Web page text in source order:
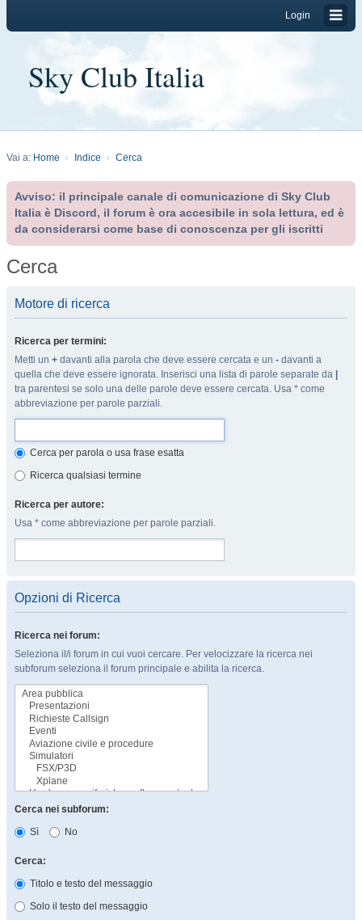
Login
Sky Club Italia
Vai a: Home Indice Cerca
Avviso: il principale canale di comunicazione di Sky Club
Italia è Discord, il forum è ora accesibile in sola lettura, ed è
da considerarsi come base di conoscenza per gli iscritti
Cerca
Motore di ricerca
Ricerca per termini:
Metti un + davanti alla parola che deve essere cercata e un - davanti a
quella che deve essere ignorata. Inserisci una lista di parole separate da
tra parentesi se solo una delle parole deve essere cercata. Usa * come
abbreviazione per parole parziali.
Cerca per parola o usa frase esatta
Ricerca qualsiasi termine
Ricerca per autore:
Usa * come abbreviazione per parole parziali.
Opzioni di Ricerca
Ricerca nei forum:
Seleziona il/i forum in cui vuoi cercare. Per velocizzare la ricerca nei
subforum seleziona il forum principale e abilita la ricerca.
Cerca nei subforum:
Sì
No
Cerca:
Titolo e testo del messaggio
Solo il testo del messaggio